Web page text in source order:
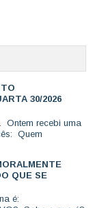
30/2026
Ontem recebi uma
Quem
QUE SE
é: